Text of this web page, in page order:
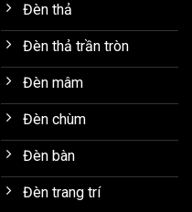
Đèn thả
Đèn thả trần tròn
Đèn mâm
Đèn chùm
Đèn bàn
Đèn trang trí